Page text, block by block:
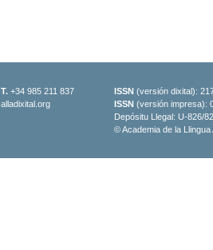
T. +34 985 211 837
alladixital.org
ISSN (versión dixital):
ISSN (versión impresa):
Depósitu Llegal: U-826/82
© Academia de la Llingua